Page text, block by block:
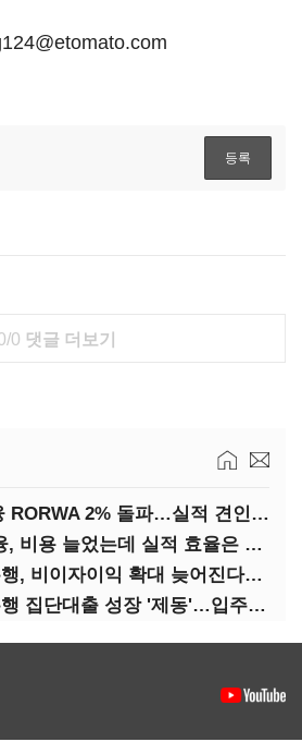
0 댓글 더보기
[IB토마토]JB금융 RORWA 2% 돌파…실적 견인은 은행 아닌 캐피탈
[IB토마토]KB금융, 비용 늘었는데 실적 효율은 개선…증권 호황 효과
[IB토마토]수협은행, 비이자이익 확대 늦어진다…공모운용사 인가 연말로
[IB토마토]지방은행 집단대출 성장 '제동'…입주절벽에 반사이익도 희박